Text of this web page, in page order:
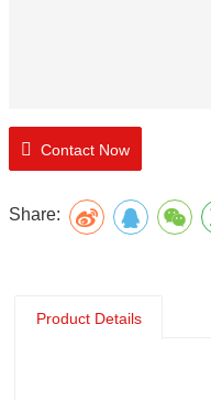
Contact Now
Share:
Product Details